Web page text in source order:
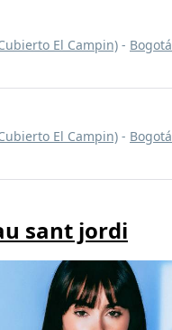
El Campin) - Bogotá
El Campin) - Bogotá
sant jordi